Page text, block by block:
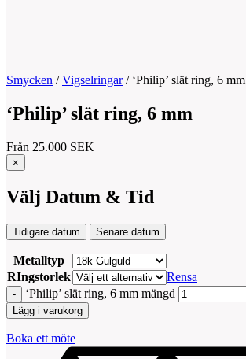
Smycken /Vigselringar/ ‘Philip’ slät ring, 6 mm
‘Philip’ slät ring, 6 mm
Från 25.000 SEK
×
Välj Datum & Tid
Tidigare datum Senare datum
Metalltyp
RIngstorlek
Rensa
‘Philip’ slät ring, 6 mm mängd
Lägg i varukorg
Boka ett möte